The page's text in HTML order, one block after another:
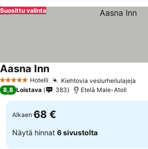
Suosittu valinta
5 Tähtiluokitus
Hotelli Kiehtovia vesiurheilulajeja
Aasna Inn
8,8 Loistava 383 Etelä Male-Atoll
Alkaen 68 €
Näytä hinnat 6 sivustolta